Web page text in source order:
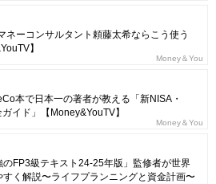
ネーコンサルタント頼藤太希ならこう使う
】
Money＆You
本で日本一の著者が教える「新NISA・
イド」【Money&YouTV】
Money＆You
のFP3級テキスト24-25年版」監修者が世界
すく解説〜ライフプランニングと資金計画〜